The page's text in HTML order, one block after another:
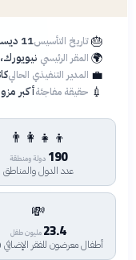
🎂تاريخ التأسيس11 ديسمبر 1946
🌍 المقر الرئيسي
💼 المدير التنفيذي الحالي
💉 حقيقة مفاجئةأكبر
👨‍👩‍👧‍👦
190 دولة ومنطقة
عدد الدول والمناطق
💸
23.4 مليون طفل
أطفال معرضون للفقر الإضافي